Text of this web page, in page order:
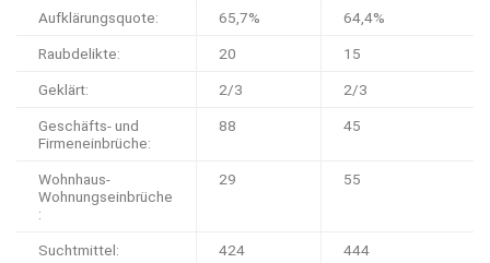
Aufklärungsquote: 65,7% 64,4%
Raubdelikte: 20 15
Geklärt: 2/3 2/3
Geschäfts- und
Firmeneinbrüche:
88 45
Wohnhaus-
Wohnungseinbrüche
:
29 55
Suchtmittel: 424 444